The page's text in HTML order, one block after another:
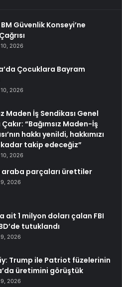
Güvenlik Konseyi’ne
2026
Çocuklara Bayram
2026
Maden İş Sendikası Genel
Çakır: “Bağımsız Maden-İş
hakkı yenildi, hakkımızı
takip edeceğiz”
2026
araba parçaları ürettiler
2026
ait 1 milyon doları çalan FBI
tutuklandı
2026
Trump ile Patriot füzelerinin
üretimini görüştük
2026